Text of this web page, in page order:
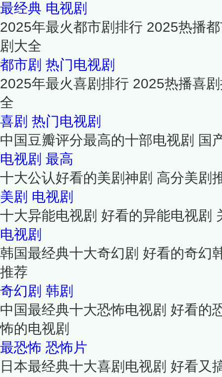
最经典 电视剧
2025年最火都市剧排行 2025热播
剧大全
都市剧 热门电视剧
2025年最火喜剧排行 2025热播喜
全
喜剧 热门电视剧
中国豆瓣评分最高的十部电视剧 国
电视剧 最高
十大公认好看的美剧神剧 高分美剧
美剧 电视剧
十大异能电视剧 好看的异能电视剧
电视剧
韩国最经典十大奇幻剧 好看的奇幻
推荐
奇幻剧 韩剧
中国最经典十大恐怖电视剧 好看的
怖的电视剧
最恐怖 恐怖片
日本最经典十大喜剧电视剧 好看又